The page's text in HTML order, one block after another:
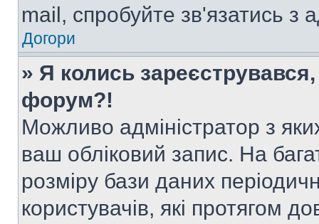
mail, спробуйте зв'язатись з
Догори
» Я колись
форум?!
Можливо адміністратор з
ваш обліковий запис. На
розміру бази даних
користувачів, які протягом